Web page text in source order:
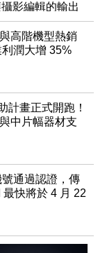
影編輯的輸出
完美的救贖
高階機型熱銷
潤大增 35%
計畫正式開跑！
中片幅器材支
通過認證，傳
最快將於 4 月 22